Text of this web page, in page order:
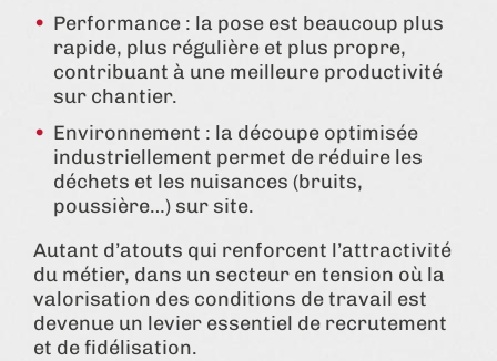
Performance : la pose est beaucoup plus
rapide, plus régulière et plus propre,
contribuant à une meilleure productivité
sur chantier.
Environnement : la découpe optimisée
industriellement permet de réduire les
déchets et les nuisances (bruits,
poussière…) sur site.
Autant d’atouts qui renforcent l’attractivité
du métier, dans un secteur en tension où la
valorisation des conditions de travail est
devenue un levier essentiel de recrutement
et de fidélisation.